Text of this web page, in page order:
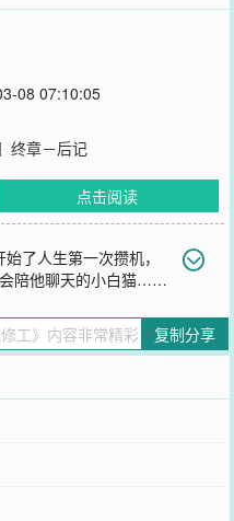
08 07:10:05
终章－后记
点击阅读
了人生第一次攒机，
陪他聊天的小白猫……
回答：“主人，也不能。”赵强再
钱吗？”回答：“主人，还是不
请不要忘记向您QQ群和微博微
复制分享